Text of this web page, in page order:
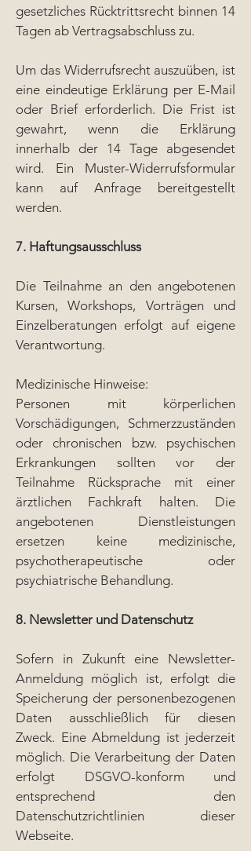
gesetzliches Rücktrittsrecht binnen 14
Tagen ab Vertragsabschluss zu.
Um das Widerrufsrecht auszuüben, ist
eine eindeutige Erklärung per E-Mail
oder Brief erforderlich. Die Frist ist
gewahrt, wenn die Erklärung
innerhalb der 14 Tage abgesendet
wird. Ein Muster-Widerrufsformular
kann auf Anfrage bereitgestellt
werden.
7. Haftungsausschluss
Die Teilnahme an den angebotenen
Kursen, Workshops, Vorträgen und
Einzelberatungen erfolgt auf eigene
Verantwortung.
Medizinische Hinweise:
Personen mit körperlichen
Vorschädigungen, Schmerzzuständen
oder chronischen bzw. psychischen
Erkrankungen sollten vor der
Teilnahme Rücksprache mit einer
ärztlichen Fachkraft halten. Die
angebotenen Dienstleistungen
ersetzen keine medizinische,
psychotherapeutische oder
psychiatrische Behandlung.
8. Newsletter und Datenschutz
Sofern in Zukunft eine Newsletter-
Anmeldung möglich ist, erfolgt die
Speicherung der personenbezogenen
Daten ausschließlich für diesen
Zweck. Eine Abmeldung ist jederzeit
möglich. Die Verarbeitung der Daten
erfolgt DSGVO-konform und
entsprechend den
Datenschutzrichtlinien dieser
Webseite.